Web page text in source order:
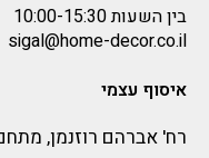
בין השעות 10:00-15:30
sigal@home-decor.co.il
איסוף עצמי
רח' אברהם רוזנמן,